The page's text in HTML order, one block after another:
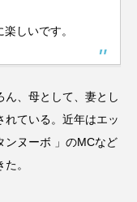
しいです。
ん、母として、妻とし
れている。近年はエッ
ンヌーボ 」のMCなど
。